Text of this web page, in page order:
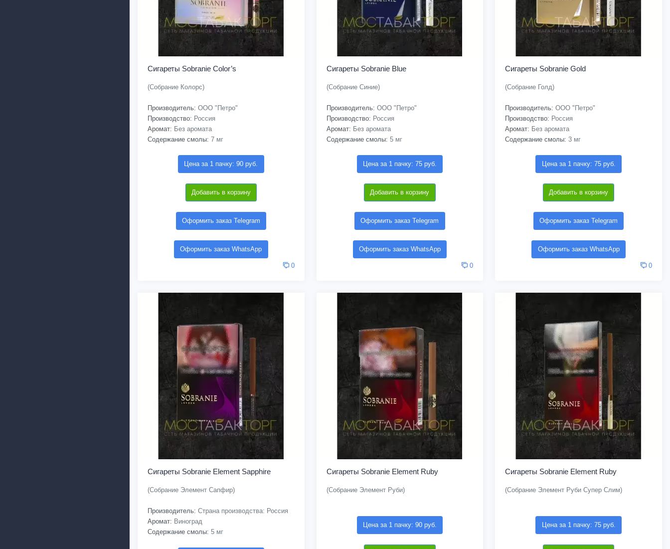
Сигареты Sobranie Color’s
(Собрание Колорс)
Производитель: ООО "Петро"
Производство: Россия
Аромат: Без аромата
Содержание смолы: 7 мг
Цена за 1 пачку: 90 руб.
Добавить в корзину
Оформить заказ Telegram
Оформить заказ WhatsApp
0
Сигареты Sobranie Blue
(Собрание Синие)
Производитель: ООО "Петро"
Производство: Россия
Аромат: Без аромата
Содержание смолы: 5 мг
Цена за 1 пачку: 75 руб.
Добавить в корзину
Оформить заказ Telegram
Оформить заказ WhatsApp
0
Сигареты Sobranie Gold
(Собрание Голд)
Производитель: ООО "Петро"
Производство: Россия
Аромат: Без аромата
Содержание смолы: 3 мг
Цена за 1 пачку: 75 руб.
Добавить в корзину
Оформить заказ Telegram
Оформить заказ WhatsApp
0
Сигареты Sobranie Element Sapphire
(Собрание Элемент Сапфир)
Производитель: Страна производства: Россия
Аромат: Виноград
Содержание смолы: 5 мг
Сигареты Sobranie Element Ruby
(Собрание Элемент Руби)
Цена за 1 пачку: 90 руб.
Сигареты Sobranie Element Ruby
(Собрание Элемент Руби Супер Слим)
Цена за 1 пачку: 75 руб.